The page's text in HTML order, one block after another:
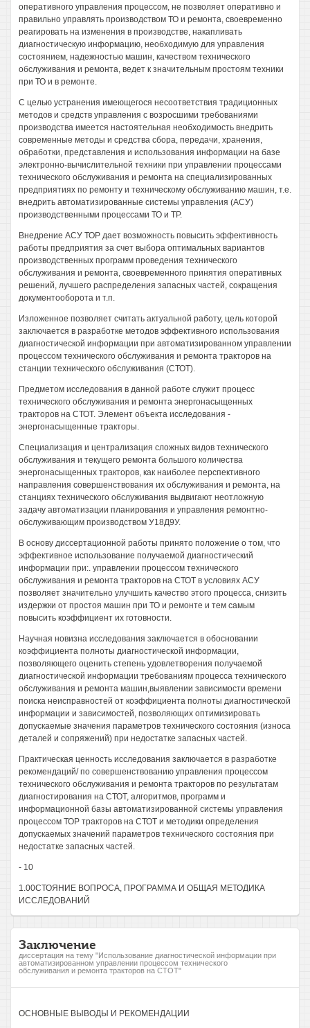
оперативного управления процессом, не позволяет оперативно и
правильно управлять производством ТО и ремонта, своевременно
реагировать на изменения в производстве, накапливать
диагностическую информацию, необходимую для управления
состоянием, надежностью машин, качеством технического
обслуживания и ремонта, ведет к значительным простоям техники
при ТО и в ремонте.
С целью устранения имеющегося несоответствия традиционных
методов и средств управления с возросшими требованиями
производства имеется настоятельная необходимость внедрить
современные методы и средства сбора, передачи, хранения,
обработки, представления и использования информации на базе
электронно-вычислительной техники при управлении процессами
технического обслуживания и ремонта на специализированных
предприятиях по ремонту и техническому обслуживанию машин, т.е.
внедрить автоматизированные системы управления (АСУ)
производственными процессами ТО и ТР.
Внедрение АСУ ТОР дает возможность повысить эффективность
работы предприятия за счет выбора оптимальных вариантов
производственных программ проведения технического
обслуживания и ремонта, своевременного принятия оперативных
решений, лучшего распределения запасных частей, сокращения
документооборота и т.п.
Изложенное позволяет считать актуальной работу, цель которой
заключается в разработке методов эффективного использования
диагностической информации при автоматизированном управлении
процессом технического обслуживания и ремонта тракторов на
станции технического обслуживания (СТОТ).
Предметом исследования в данной работе служит процесс
технического обслуживания и ремонта энергонасыщенных
тракторов на СТОТ. Элемент объекта исследования -
энергонасыщенные тракторы.
Специализация и централизация сложных видов технического
обслуживания и текущего ремонта большого количества
энергонасыщенных тракторов, как наиболее перспективного
направления совершенствования их обслуживания и ремонта, на
станциях технического обслуживания выдвигают неотложную
задачу автоматизации планирования и управления ремонтно-
обслуживающим производством У18Д9У.
В основу диссертационной работы принято положение о том, что
эффективное использование получаемой диагностический
информации при:. управлении процессом технического
обслуживания и ремонта тракторов на СТОТ в условиях АСУ
позволяет значительно улучшить качество этого процесса, снизить
издержки от простоя машин при ТО и ремонте и тем самым
повысить коэффициент их готовности.
Научная новизна исследования заключается в обосновании
коэффициента полноты диагностической информации,
позволяющего оценить степень удовлетворения получаемой
диагностической информации требованиям процесса технического
обслуживания и ремонта машин,выявлении зависимости времени
поиска неисправностей от коэффициента полноты диагностической
информации и зависимостей, позволяющих оптимизировать
допускаемые значения параметров технического состояния (износа
деталей и сопряжений) при недостатке запасных частей.
Практическая ценность исследования заключается в разработке
рекомендаций/ по совершенствованию управления процессом
технического обслуживания и ремонта тракторов по результатам
диагностирования на СТОТ, алгоритмов, программ и
информационной базы автоматизированной системы управления
процессом ТОР тракторов на СТОТ и методики определения
допускаемых значений параметров технического состояния при
недостатке запасных частей.
- 10
1.00СТОЯНИЕ ВОПРОСА, ПРОГРАММА И ОБЩАЯ МЕТОДИКА
ИССЛЕДОВАНИЙ
Заключение
диссертация на тему "Использование диагностической информации при
автоматизированном управлении процессом технического
обслуживания и ремонта тракторов на СТОТ"
ОСНОВНЫЕ ВЫВОДЫ И РЕКОМЕНДАЦИИ